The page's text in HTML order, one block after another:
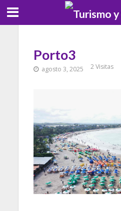
Porto3
agosto 3, 2025 2 Visitas